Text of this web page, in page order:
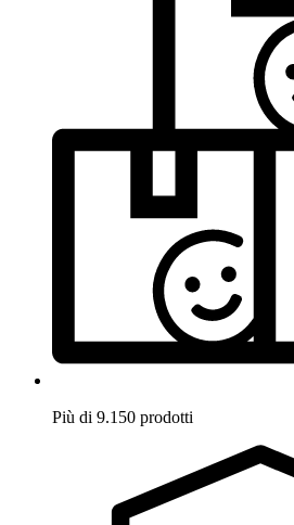
Più di 9.150 prodotti